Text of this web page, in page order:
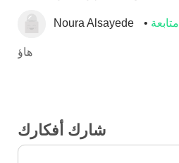
Noura Alsayede متابعة
هاؤ
شارك أفكارك